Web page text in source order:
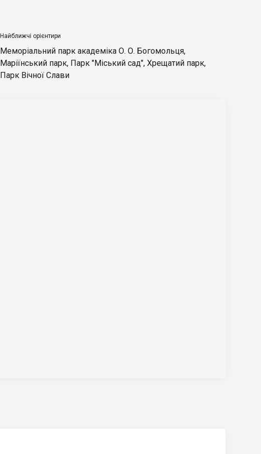
Найближчі орієнтири
Меморіальний парк академіка О. О. Богомольця,
Маріїнський парк, Парк "Міський сад", Хрещатий парк,
Парк Вічної Слави